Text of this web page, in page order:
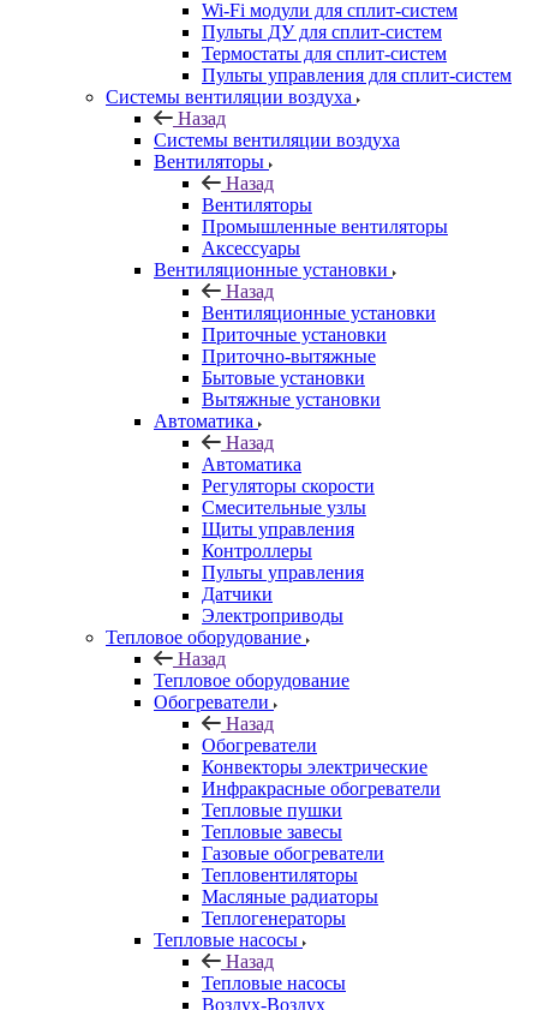
Wi-Fi модули для сплит-систем
Пульты ДУ для сплит-систем
Термостаты для сплит-систем
Пульты управления для сплит-систем
Системы вентиляции воздуха
Назад
Системы вентиляции воздуха
Вентиляторы
Назад
Вентиляторы
Промышленные вентиляторы
Аксессуары
Вентиляционные установки
Назад
Вентиляционные установки
Приточные установки
Приточно-вытяжные
Бытовые установки
Вытяжные установки
Автоматика
Назад
Автоматика
Регуляторы скорости
Смесительные узлы
Щиты управления
Контроллеры
Пульты управления
Датчики
Электроприводы
Тепловое оборудование
Назад
Тепловое оборудование
Обогреватели
Назад
Обогреватели
Конвекторы электрические
Инфракрасные обогреватели
Тепловые пушки
Тепловые завесы
Газовые обогреватели
Тепловентиляторы
Масляные радиаторы
Теплогенераторы
Тепловые насосы
Назад
Тепловые насосы
Воздух-Воздух